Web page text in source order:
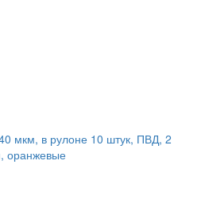
мкм, в рулоне 10 штук, ПВД, 2
оранжевые